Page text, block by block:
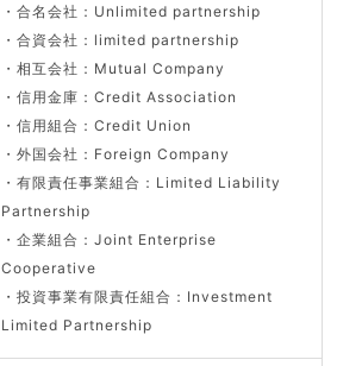
・合名会社：Unlimited partnership
・合資会社：limited partnership
・相互会社：Mutual Company
・信用金庫：Credit Association
・信用組合：Credit Union
・外国会社：Foreign Company
・有限責任事業組合：Limited Liability
Partnership
・企業組合：Joint Enterprise
Cooperative
・投資事業有限責任組合：Investment
Limited Partnership